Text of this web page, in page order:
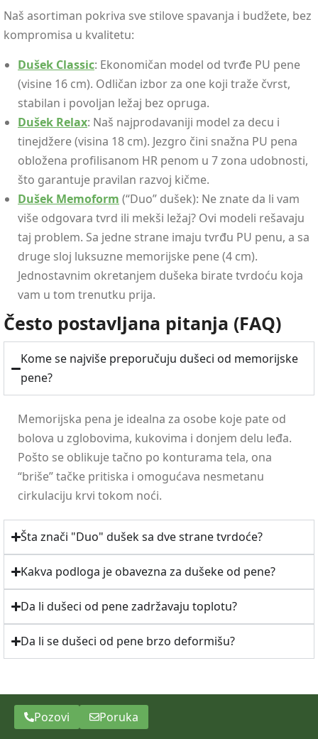
Naš asortiman pokriva sve stilove spavanja i budžete, bez
kompromisa u kvalitetu:
Dušek Classic: Ekonomičan model od tvrđe PU pene
(visine 16 cm). Odličan izbor za one koji traže čvrst,
stabilan i povoljan ležaj bez opruga.
Dušek Relax: Naš najprodavaniji model za decu i
tinejdžere (visina 18 cm). Jezgro čini snažna PU pena
obložena profilisanom HR penom u 7 zona udobnosti,
što garantuje pravilan razvoj kičme.
Dušek Memoform (“Duo” dušek): Ne znate da li vam
više odgovara tvrd ili mekši ležaj? Ovi modeli rešavaju
taj problem. Sa jedne strane imaju tvrđu PU penu, a sa
druge sloj luksuzne memorijske pene (4 cm).
Jednostavnim okretanjem dušeka birate tvrdoću koja
vam u tom trenutku prija.
Često postavljana pitanja (FAQ)
Kome se najviše preporučuju dušeci od memorijske
pene?
Memorijska pena je idealna za osobe koje pate od
bolova u zglobovima, kukovima i donjem delu leđa.
Pošto se oblikuje tačno po konturama tela, ona
“briše” tačke pritiska i omogućava nesmetanu
cirkulaciju krvi tokom noći.
Šta znači "Duo" dušek sa dve strane tvrdoće?
Kakva podloga je obavezna za dušeke od pene?
Da li dušeci od pene zadržavaju toplotu?
Da li se dušeci od pene brzo deformišu?
Pozovi Poruka